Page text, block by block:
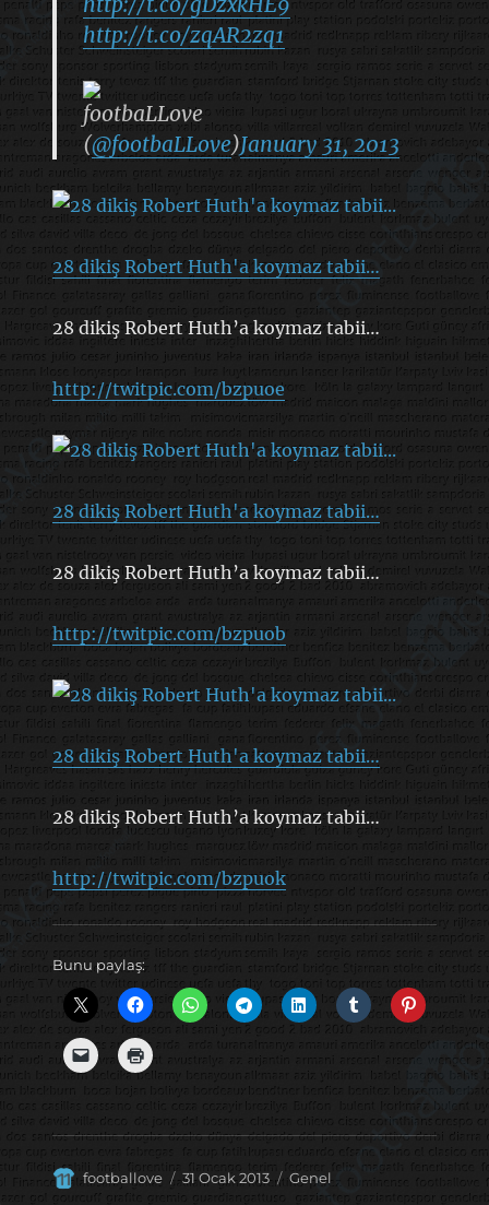
http://t.co/zqAR2zq1
footbaLLove
(@footbaLLove)January 31, 2013
28 dikiş Robert Huth'a koymaz tabii…
28 dikiş Robert Huth’a koymaz tabii…
http://twitpic.com/bzpuoe
28 dikiş Robert Huth'a koymaz tabii…
28 dikiş Robert Huth’a koymaz tabii…
http://twitpic.com/bzpuob
28 dikiş Robert Huth'a koymaz tabii…
28 dikiş Robert Huth’a koymaz tabii…
http://twitpic.com/bzpuok
Bunu paylaş:
Yazar
footballove
Yayın
31 Ocak 2013 Kategoriler
Genel